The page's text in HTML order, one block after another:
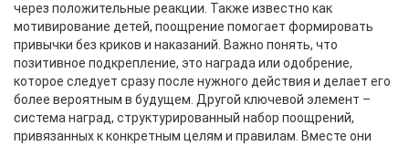
через положительные реакции . Также известно как
мотивирование детей, поощрение помогает формировать
привычки без криков и наказаний. Важно понять, что
позитивное подкрепление, это награда или одобрение,
которое следует сразу после нужного действия и делает его
более вероятным в будущем. Другой ключевой элемент –
система наград, структурированный набор поощрений,
привязанных к конкретным целям и правилам . Вместе они